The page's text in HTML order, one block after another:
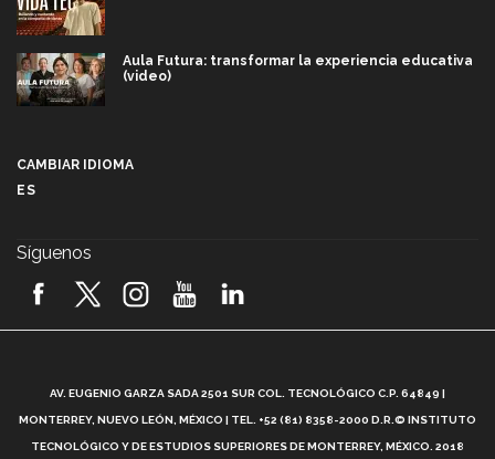
Aula Futura: transformar la experiencia educativa
(video)
2026! (video)
¿Cómo es el Modelo Educativo Tec? (video)
CAMBIAR IDIOMA
ES
Síguenos
AV. EUGENIO GARZA SADA 2501 SUR COL. TECNOLÓGICO C.P. 64849 |
MONTERREY, NUEVO LEÓN, MÉXICO | TEL. +52 (81) 8358-2000 D.R.© INSTITUTO
TECNOLÓGICO Y DE ESTUDIOS SUPERIORES DE MONTERREY, MÉXICO. 2018